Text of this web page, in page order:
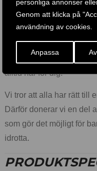
personliga annonser
Genom att klicka på
användning av cookies.
Anpassa
med ett växande
Har du frågor eller
alltid här för dig.
Vi tror att alla har rätt till
Därför donerar vi en del
som gör det möjligt för
idrotta.